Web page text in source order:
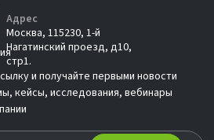
Адрес
Москва, 115230, 1-й
Нагатинский проезд, д10,
стр1.
и получайте первыми новости
кейсы, исследования, вебинары